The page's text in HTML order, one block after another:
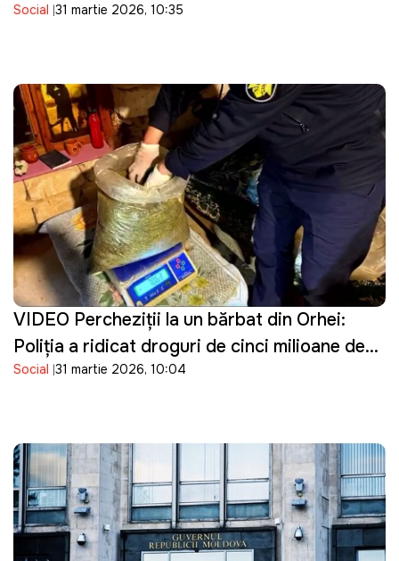
Social 31 martie 2026, 10:35
VIDEO Percheziţii la un bărbat din Orhei:
Poliţia a ridicat droguri de cinci milioane de
lei
Social 31 martie 2026, 10:04